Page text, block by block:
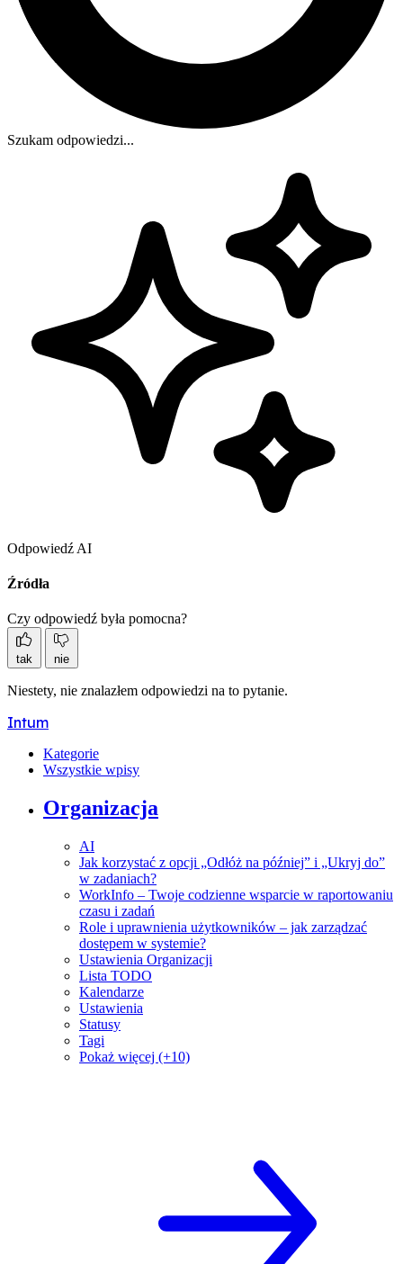
Szukam odpowiedzi...
Odpowiedź AI
Źródła
Czy odpowiedź była pomocna?
tak nie
Niestety, nie znalazłem odpowiedzi na to pytanie.
Intum
Kategorie
Wszystkie wpisy
Organizacja
AI
Jak korzystać z opcji „Odłóż na później” i „Ukryj do”
w zadaniach?
WorkInfo – Twoje codzienne wsparcie w raportowaniu
czasu i zadań
Role i uprawnienia użytkowników – jak zarządzać
dostępem w systemie?
Ustawienia Organizacji
Lista TODO
Kalendarze
Ustawienia
Statusy
Tagi
Pokaż więcej (+10)